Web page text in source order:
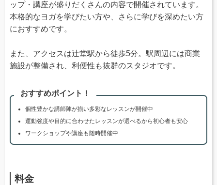
ップ・講座が盛りだくさんの内容で開催されています。
本格的なヨガを学びたい方や、さらに学びを深めたい方
におすすめです。
また、アクセスは辻堂駅から徒歩5分。駅周辺には商業
施設が整備され、利便性も抜群のスタジオです。
おすすめポイント！
個性豊かな講師陣が揃い多彩なレッスンが開催中
運動強度や目的に合わせたレッスンが選べるから初心者も安心
ワークショップや講座も随時開催中
料金